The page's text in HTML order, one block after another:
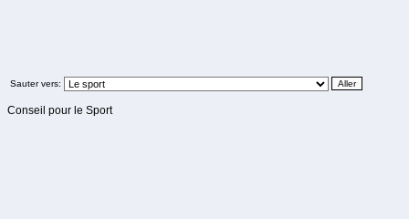
Sauter vers:
Conseil pour le Sport